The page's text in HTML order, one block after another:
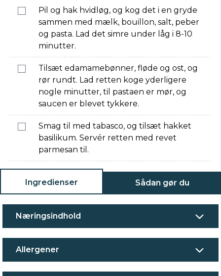
Pil og hak hvidløg, og kog det i en gryde
sammen med mælk, bouillon, salt, peber
og pasta. Lad det simre under låg i 8-10
minutter.
Tilsæt edamamebønner, fløde og ost, og
rør rundt. Lad retten koge yderligere
nogle minutter, til pastaen er mør, og
saucen er blevet tykkere.
Smag til med tabasco, og tilsæt hakket
basilikum. Servér retten med revet
parmesan til.
Ingredienser Sådan gør du
Næringsindhold
Allergener